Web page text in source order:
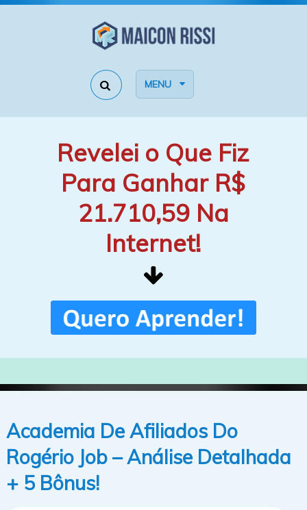
MENU
Revelei o Que Fiz
Para Ganhar R$
21.710,59 Na
Internet!
Academia De Afiliados Do
Rogério Job – Análise Detalhada
+ 5 Bônus!